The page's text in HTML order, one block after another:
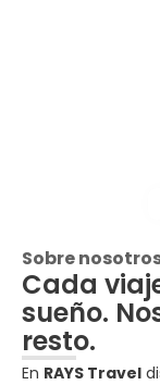
Sobre
Cada
sueño.
resto.
En RAYS Travel